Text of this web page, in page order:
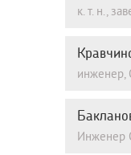
к. т. н.,
инженер,
Инженер